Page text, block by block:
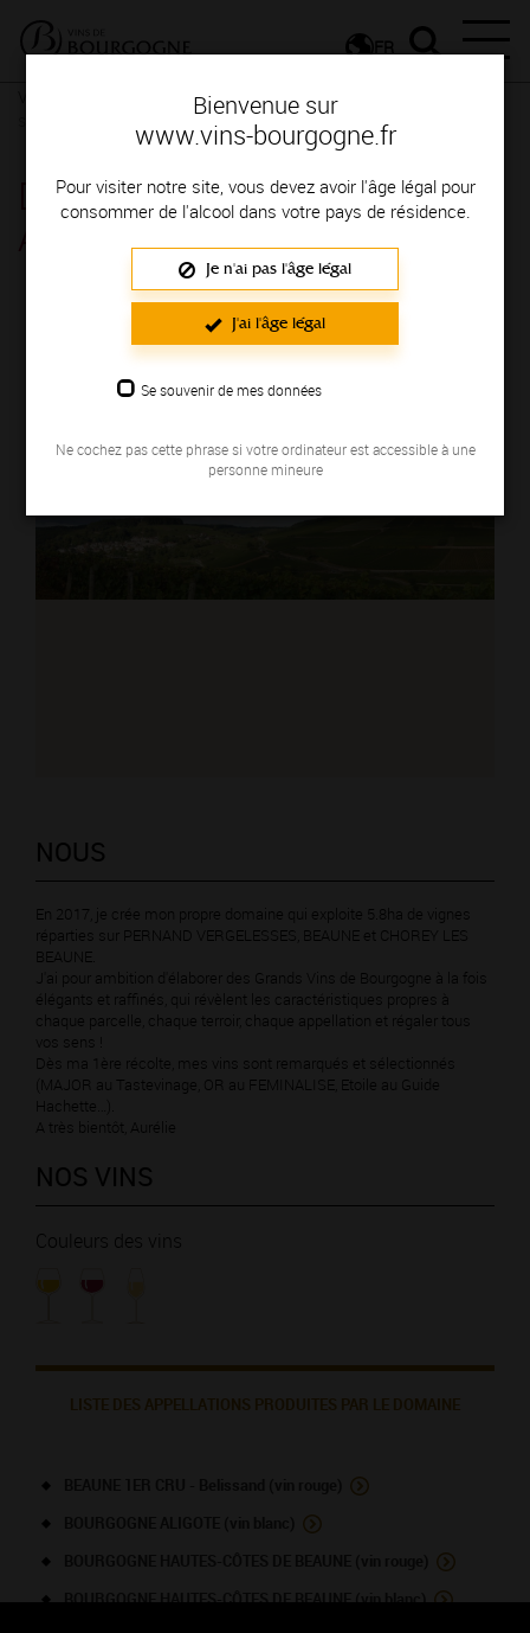
Bienvenue sur
www.vins-bourgogne.fr
Pour visiter notre site, vous devez avoir l'âge légal pour
consommer de l'alcool dans votre pays de résidence.
Je n'ai pas l'âge légal
J'ai l'âge légal
Se souvenir de mes données
Ne cochez pas cette phrase si votre ordinateur est accessible à une
personne mineure
FR
Femmes et hommes passionnés
DOMAINE BERTHOD
AURÉLIE
Région de production : COTE DE BEAUNE
NOUS
En 2017, je crée mon propre domaine qui exploite 5.8ha de vignes
réparties sur PERNAND VERGELESSES, BEAUNE et CHOREY LES
BEAUNE.
J'ai pour ambition d'élaborer des Grands Vins de Bourgogne à la fois
élégants et raffinés, qui révèlent les caractéristiques propres à
chaque parcelle, chaque terroir, chaque appellation et régaler tous
vos sens !
Dès ma 1ère récolte, mes vins sont remarqués et sélectionnés
(MAJOR au Tastevinage, OR au FEMINALISE, Etoile au Guide
Hachette…).
A très bientôt, Aurélie
NOS VINS
Couleurs des vins
LISTE DES APPELLATIONS PRODUITES PAR LE DOMAINE
BOURGOGNE HAUTES-CÔTES DE BEAUNE (vin blanc)